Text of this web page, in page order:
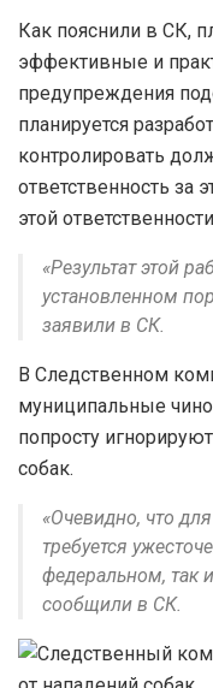
Как пояснили в СК,
эффективные и
предупреждения
планируется
контролировать
ответственность за
этой
«Результат этой
установленном
заявили в СК.
В Следственном
муниципальные
попросту
собак.
«Очевидно, что
требуется
федеральном, так
сообщили в СК.